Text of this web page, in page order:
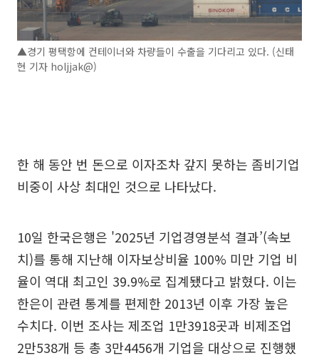
▲경기 평택항에 컨테이너와 차량들이 수출을 기다리고 있다. (신태
현 기자 holjjak@)
한 해 동안 번 돈으로 이자조차 갚지 못하는 좀비기업
비중이 사상 최대인 것으로 나타났다.
10일 한국은행은 '2025년 기업경영분석 결과’(속보
치)를 통해 지난해 이자보상비율 100% 미만 기업 비
율이 역대 최고인 39.9%로 집계됐다고 밝혔다. 이는
한은이 관련 통계를 편제한 2013년 이후 가장 높은
수치다. 이번 조사는 제조업 1만3918곳과 비제조업
2만538개 등 총 3만4456개 기업을 대상으로 진행했